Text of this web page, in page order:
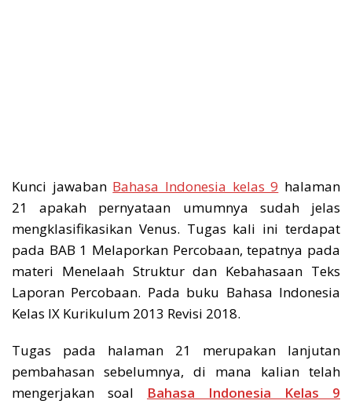
Kunci jawaban Bahasa Indonesia kelas 9 halaman
21 apakah pernyataan umumnya sudah jelas
mengklasifikasikan Venus. Tugas kali ini terdapat
pada BAB 1 Melaporkan Percobaan, tepatnya pada
materi Menelaah Struktur dan Kebahasaan Teks
Laporan Percobaan. Pada buku Bahasa Indonesia
Kelas IX Kurikulum 2013 Revisi 2018.
Tugas pada halaman 21 merupakan lanjutan
pembahasan sebelumnya, di mana kalian telah
mengerjakan soal Bahasa Indonesia Kelas 9